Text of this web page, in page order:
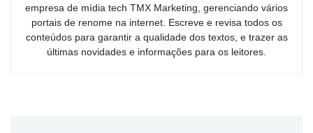
empresa de mídia tech TMX Marketing, gerenciando vários
portais de renome na internet. Escreve e revisa todos os
conteúdos para garantir a qualidade dos textos, e trazer as
últimas novidades e informações para os leitores.